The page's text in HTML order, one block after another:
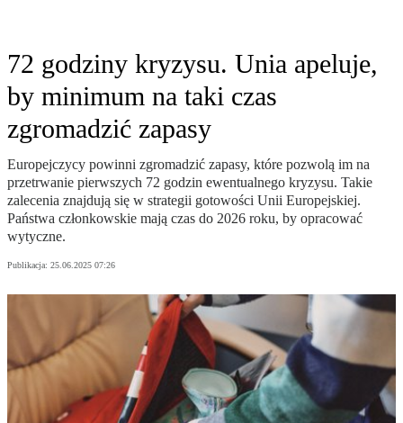
72 godziny kryzysu. Unia apeluje,
by minimum na taki czas
zgromadzić zapasy
Europejczycy powinni zgromadzić zapasy, które pozwolą im na
przetrwanie pierwszych 72 godzin ewentualnego kryzysu. Takie
zalecenia znajdują się w strategii gotowości Unii Europejskiej.
Państwa członkowskie mają czas do 2026 roku, by opracować
wytyczne.
Publikacja: 25.06.2025 07:26